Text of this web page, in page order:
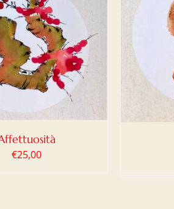
€25,00
AL CARRELLO
/
DETTAGLI